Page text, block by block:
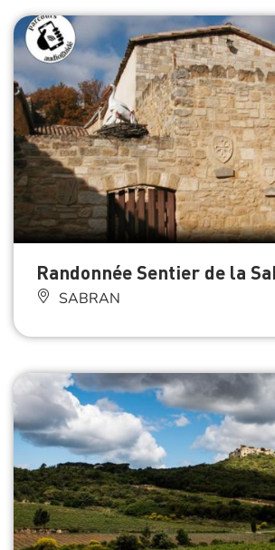
Randonnée Sentier de la
SABRAN